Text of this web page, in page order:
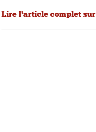
Lire l'article complet sur